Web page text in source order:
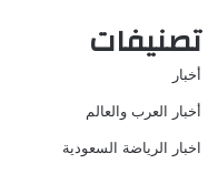
تصنيفات
أخبار
أخبار العرب والعالم
اخبار الرياضة السعودية